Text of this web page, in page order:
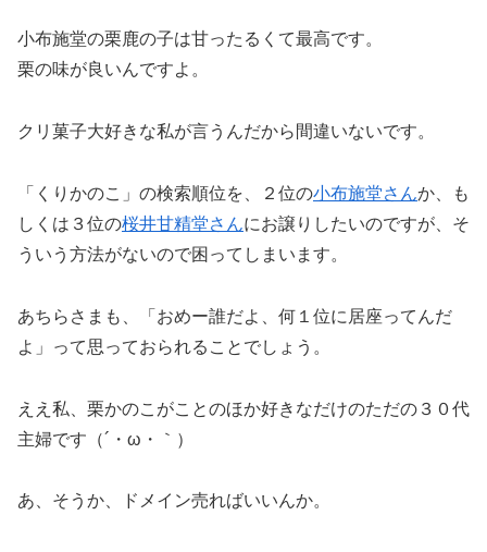
小布施堂の栗鹿の子は甘ったるくて最高です。
栗の味が良いんですよ。
クリ菓子大好きな私が言うんだから間違いないです。
「くりかのこ」の検索順位を、２位の小布施堂さんか、も
しくは３位の桜井甘精堂さんにお譲りしたいのですが、そ
ういう方法がないので困ってしまいます。
あちらさまも、「おめー誰だよ、何１位に居座ってんだ
よ」って思っておられることでしょう。
ええ私、栗かのこがことのほか好きなだけのただの３０代
主婦です（´・ω・｀）
あ、そうか、ドメイン売ればいいんか。